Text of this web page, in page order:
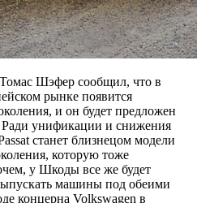
Шэфер сообщил, что в
рынке появится
и он будет предложен
Ради унификации и снижения
станет близнецом модели
которую тоже
у Шкоды все же будет
машины под обеими
концерна Volkswagen в